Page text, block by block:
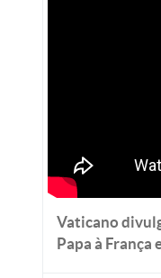
Vaticano
Papa à França